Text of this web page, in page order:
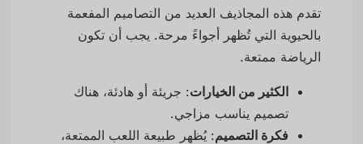
تقدم هذه المجاذيف العديد من التصاميم المفعمة
بالحيوية التي تُظهر أجواءً مرحة. يجب أن تكون
الرياضة ممتعة.
الكثير من الخيارات: جريئة أو هادئة، هناك
تصميم يناسب مزاجي.
فكرة التصميم: يُظهر طبيعة اللعب الممتعة،